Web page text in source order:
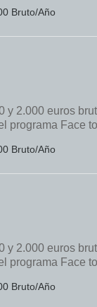
Bruto/Año
2.000 euros
programa Face
Bruto/Año
2.000 euros
programa Face
Bruto/Año